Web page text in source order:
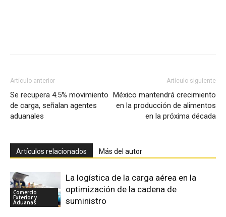
Artículo anterior
Se recupera 4.5% movimiento
de carga, señalan agentes
aduanales
Artículo siguiente
México mantendrá crecimiento
en la producción de alimentos
en la próxima década
Artículos relacionados Más del autor
Comercio
Exterior y
Aduanas
La logística de la carga aérea en la
optimización de la cadena de
suministro